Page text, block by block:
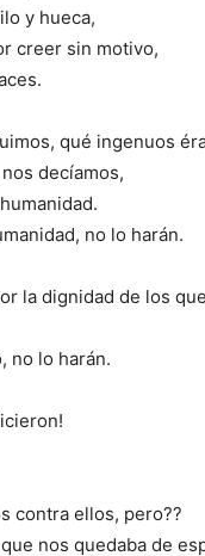
y hueca,
creer sin motivo,
qué ingenuos
decíamos,
no lo harán.
la dignidad de los
no lo harán.
contra ellos, pero??
nos quedaba de